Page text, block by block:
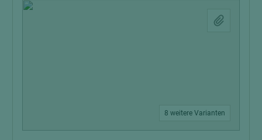
8 weitere Varianten